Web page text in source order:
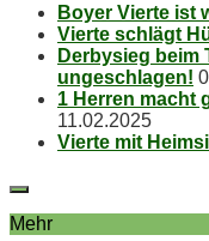
Boy­er Vier­te ist
Vier­te schlägt
Der­by­sieg beim
ungeschlagen!
1 Her­ren macht
11.02.2025
Vier­te mit
Mehr